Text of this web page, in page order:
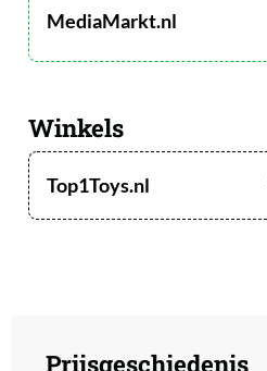
MediaMarkt.nl
Winkels
Top1Toys.nl
Prijsgeschiedenis